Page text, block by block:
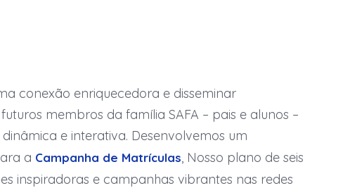
conexão enriquecedora e disseminar
membros da família SAFA – pais e alunos –
e interativa. Desenvolvemos um
a Campanha de Matrículas, Nosso plano de seis
inspiradoras e campanhas vibrantes nas redes